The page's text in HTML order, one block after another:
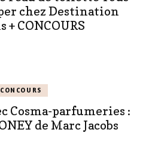
chez Destination
+ CONCOURS
CONCOURS
Cosma-parfumeries :
de Marc Jacobs